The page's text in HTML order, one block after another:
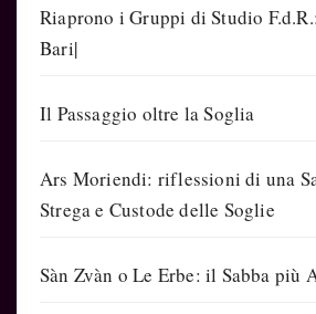
Riaprono i Gruppi di Studio
Bari|
Il Passaggio oltre la Soglia
Ars Moriendi: riflessioni di una
Strega e Custode delle Soglie
Sàn Zvàn o Le Erbe: il Sabba più